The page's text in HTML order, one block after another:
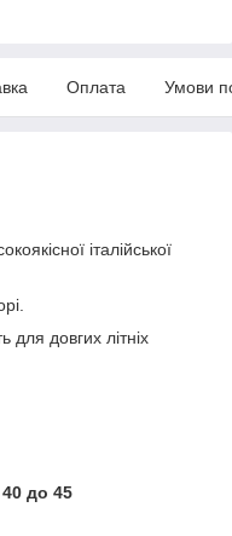
Оплата Умови
італійської
для довгих літніх
40 до 45